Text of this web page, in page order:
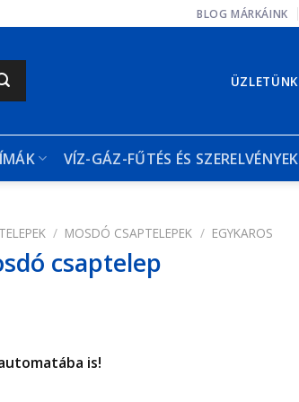
BLOG MÁRKÁINK
ÜZLETÜNK
VÍZ-GÁZ-FŰTÉS ÉS SZERELVÉNYEK
/ MOSDÓ CSAPTELEPEK / EGYKAROS
csaptelep
is!